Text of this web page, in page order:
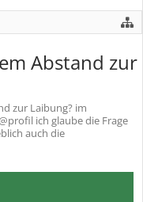
Abstand zur
zur Laibung? im
ich glaube die Frage
auch die